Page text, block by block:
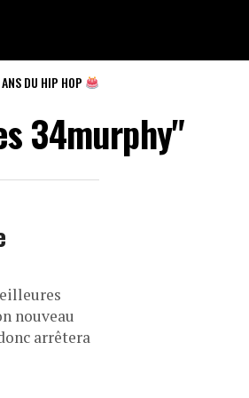
DU HIP HOP
34murphy"
nouveau
arrêtera